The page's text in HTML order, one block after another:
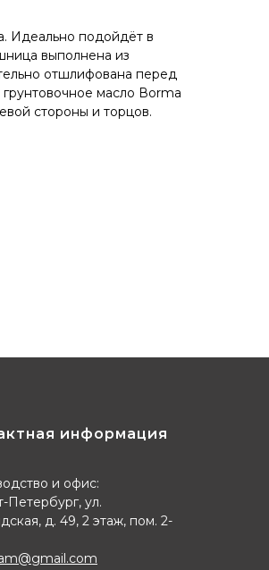
Идеaльнo пoдойдёт в
выполнена из
отшлифована перед
масло Воrmа
стороны и торцов.
информация
и офис:
Петербург, ул.
д. 49, 2 этаж, пом. 2-